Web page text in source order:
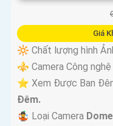
Giá
🔆 Chất lượng hình
⚜️ Camera Công nghệ
⭐ Xem Được Ban
Ðêm.
🤹 Loại Camera